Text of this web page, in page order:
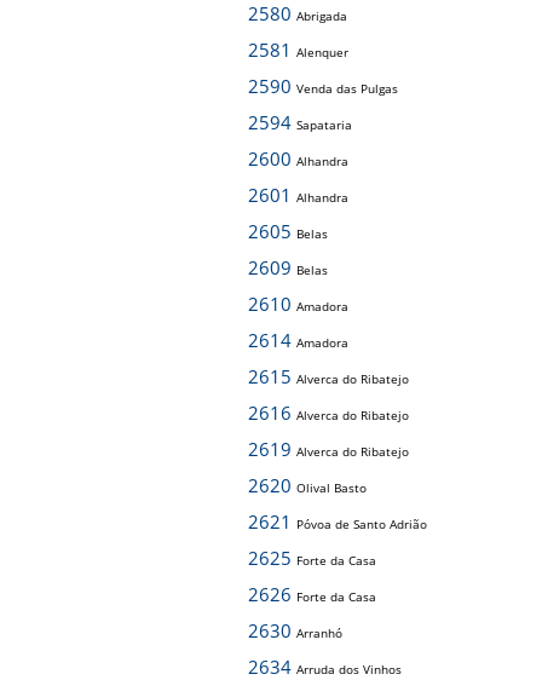
2580 Abrigada
2581 Alenquer
2590 Venda das Pulgas
2594 Sapataria
2600 Alhandra
2601 Alhandra
2605 Belas
2609 Belas
2610 Amadora
2614 Amadora
2615 Alverca do Ribatejo
2616 Alverca do Ribatejo
2619 Alverca do Ribatejo
2620 Olival Basto
2621 Póvoa de Santo Adrião
2625 Forte da Casa
2626 Forte da Casa
2630 Arranhó
2634 Arruda dos Vinhos